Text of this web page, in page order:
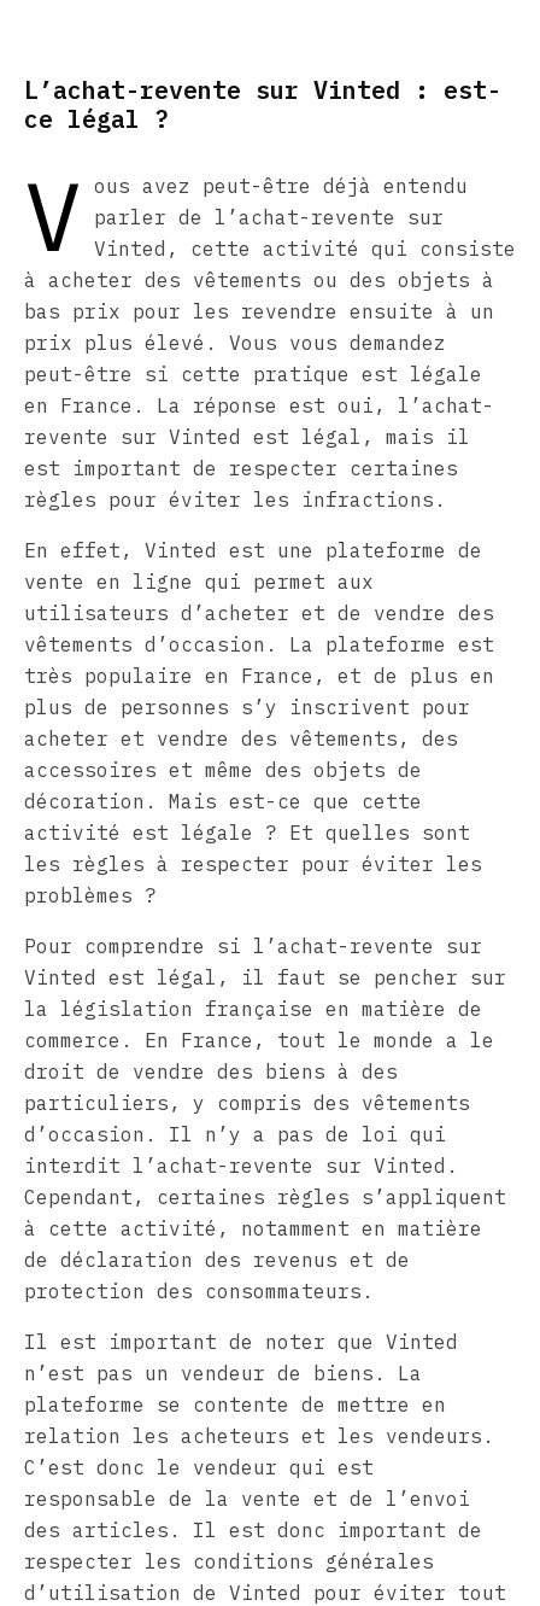
L’achat-revente sur Vinted : est-
ce légal ?
V
ous avez peut-être déjà entendu
parler de l’achat-revente sur
Vinted, cette activité qui consiste
à acheter des vêtements ou des objets à
bas prix pour les revendre ensuite à un
prix plus élevé. Vous vous demandez
peut-être si cette pratique est légale
en France. La réponse est oui, l’achat-
revente sur Vinted est légal, mais il
est important de respecter certaines
règles pour éviter les infractions.
En effet, Vinted est une plateforme de
vente en ligne qui permet aux
utilisateurs d’acheter et de vendre des
vêtements d’occasion. La plateforme est
très populaire en France, et de plus en
plus de personnes s’y inscrivent pour
acheter et vendre des vêtements, des
accessoires et même des objets de
décoration. Mais est-ce que cette
activité est légale ? Et quelles sont
les règles à respecter pour éviter les
problèmes ?
Pour comprendre si l’achat-revente sur
Vinted est légal, il faut se pencher sur
la législation française en matière de
commerce. En France, tout le monde a le
droit de vendre des biens à des
particuliers, y compris des vêtements
d’occasion. Il n’y a pas de loi qui
interdit l’achat-revente sur Vinted.
Cependant, certaines règles s’appliquent
à cette activité, notamment en matière
de déclaration des revenus et de
protection des consommateurs.
Il est important de noter que Vinted
n’est pas un vendeur de biens. La
plateforme se contente de mettre en
relation les acheteurs et les vendeurs.
C’est donc le vendeur qui est
responsable de la vente et de l’envoi
des articles. Il est donc important de
respecter les conditions générales
d’utilisation de Vinted pour éviter tout